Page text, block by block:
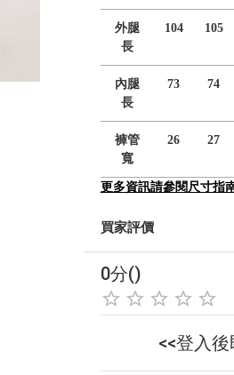
外腿
長
104 105
內腿
長
73 74
褲管
寬
26 27
更多資訊請參閱尺寸指
買家評價
0分()
<<登入